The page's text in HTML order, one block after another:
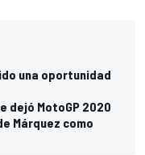
una oportunidad
dejó MotoGP 2020
Márquez como